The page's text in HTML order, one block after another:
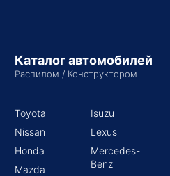
Каталог автомобилей
Распилом / Конструктором
Toyota
Nissan
Honda
Mazda
Isuzu
Lexus
Mercedes-
Benz